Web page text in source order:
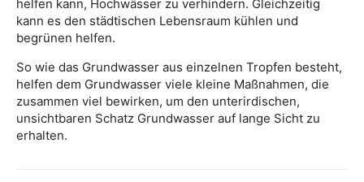
helfen kann, Hochwässer zu verhindern. Gleichzeitig
kann es den städtischen Lebensraum kühlen und
begrünen helfen.
So wie das Grundwasser aus einzelnen Tropfen besteht,
helfen dem Grundwasser viele kleine Maßnahmen, die
zusammen viel bewirken, um den unterirdischen,
unsichtbaren Schatz Grundwasser auf lange Sicht zu
erhalten.